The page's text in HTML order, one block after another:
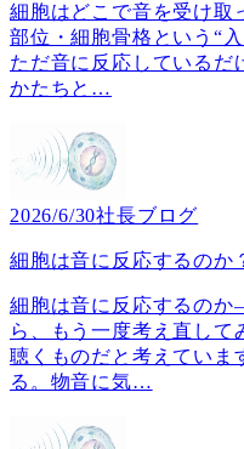
細胞はどこで音を受け
部位・細胞骨格という“
ただ音に反応しているだ
かたちと …
2026/6/30社長ブログ
細胞は音に反応するのか
細胞は音に反応するの
ら、もう一度考え直して
聴くものだと考えていま
る。物音に気…